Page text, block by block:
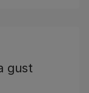
gust